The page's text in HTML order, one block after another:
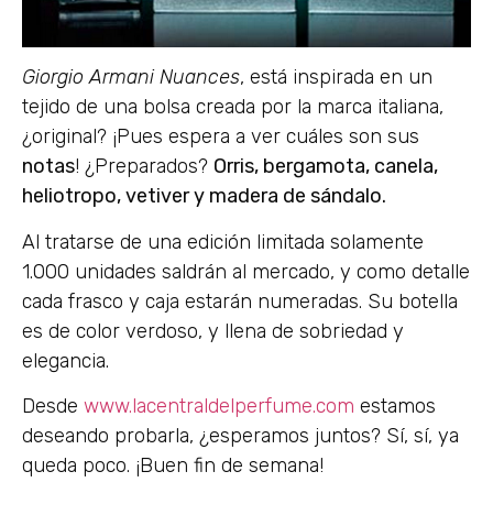
Giorgio Armani Nuances, está inspirada en un
tejido de una bolsa creada por la marca italiana,
¿original? ¡Pues espera a ver cuáles son sus
notas! ¿Preparados? Orris, bergamota, canela,
heliotropo, vetiver y madera de sándalo.
Al tratarse de una edición limitada solamente
1.000 unidades saldrán al mercado, y como detalle
cada frasco y caja estarán numeradas. Su botella
es de color verdoso, y llena de sobriedad y
elegancia.
Desde www.lacentraldelperfume.com estamos
deseando probarla, ¿esperamos juntos? Sí, sí, ya
queda poco. ¡Buen fin de semana!